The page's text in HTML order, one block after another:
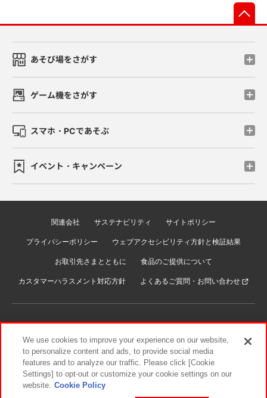
あそび場をさがす
ゲーム機をさがす
スマホ・PCであそぶ
イベント・キャンペーン
関連会社 サステナビリティ サイトポリシー
プライバシーポリシー ウェブアクセシビリティ方針と検証結果
お取引先さまとともに 食品のご提供について
カスタマーハラスメント対応方針 よくあるご質問・お問い合わせ
©Bandai Namco Amusement Inc.
©Bandai Namco Amusement Lab Inc.
We use cookies to improve your experience on our website,
to personalize content and ads, to provide social media
features and to analyze our traffic. Please click [Cookie
Settings] to opt-out or customize your cookie settings on our
website. Cookie Policy